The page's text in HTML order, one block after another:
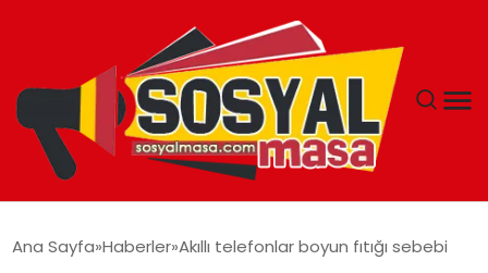
Ana Sayfa Haberler Akıllı telefonlar boyun fıtığı sebebi